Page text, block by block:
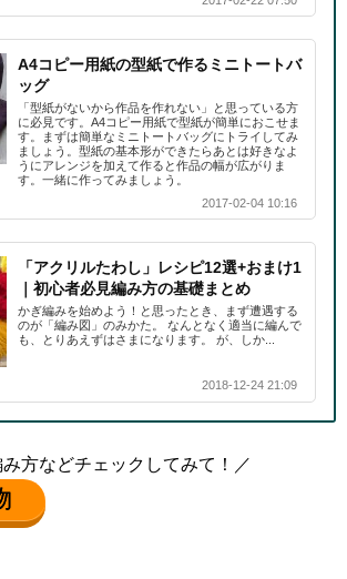
A4コピー用紙の型紙で作るミニトートバ
ッグ
「型紙がないから作品を作れない」と思っている方
に必見です。A4コピー用紙で型紙が簡単におこせま
す。まずは簡単なミニトートバッグにトライしてみ
ましょう。型紙の基本形ができたらあとは好きなよ
うにアレンジを加えて作ると作品の幅が広がりま
す。一緒に作ってみましょう。
2017-02-04 10:16
「アクリルたわし」レシピ12選+おまけ1
｜初心者必見編み方の基礎まとめ
かぎ編みを始めよう！と思ったとき、まず遭遇する
のが「編み図」のみかた。 なんとなく適当に編んで
も、とりあえずはさまになります。 が、しか...
2018-12-24 21:09
方などチェックしてみて！／